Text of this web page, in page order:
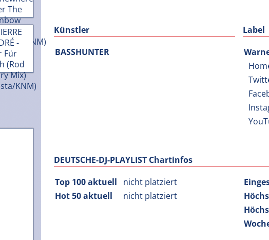
Künstler
BASSHUNTER
Label
DEUTSCHE-DJ-PLAYLIST Chartinfos
Top 100 aktuell
nicht platziert
Hot 50 aktuell
nicht platziert